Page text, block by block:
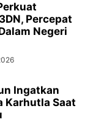
Percepat
Negeri
Ingatkan
Karhutla Saat